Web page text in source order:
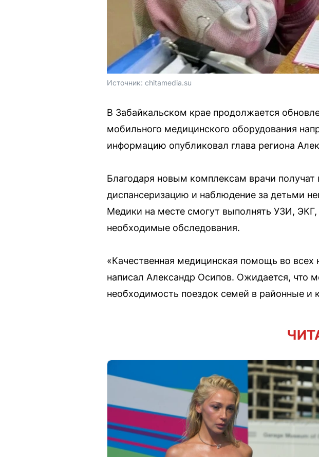
Источник: chitamedia.su
В Забайкальском крае продолжается
мобильного медицинского оборудования
информацию опубликовал глава региона
Благодаря новым комплексам врачи
диспансеризацию и наблюдение за детьми
Медики на месте смогут выполнять УЗИ,
необходимые обследования.
«Качественная медицинская помощь во
написал Александр Осипов. Ожидается, что
необходимость поездок семей в районные и